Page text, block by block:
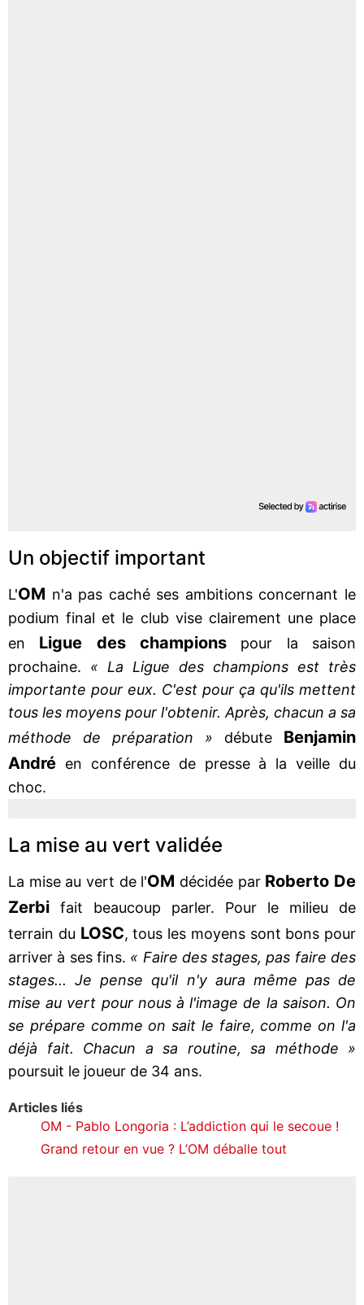
Un objectif important
L'OM n'a pas caché ses ambitions concernant le
podium final et le club vise clairement une place
en Ligue des champions
pour la saison
prochaine. « La Ligue des champions est très
importante pour eux. C'est pour ça qu'ils mettent
tous les moyens pour l'obtenir. Après, chacun a sa
méthode de préparation » débute Benjamin
André en conférence de presse à la veille du
choc.
La mise au vert validée
La mise au vert de l'OM décidée par Roberto De
Zerbi fait beaucoup parler. Pour le milieu de
terrain du LOSC, tous les moyens sont bons pour
arriver à ses fins. « Faire des stages, pas faire des
stages... Je pense qu'il n'y aura même pas de
mise au vert pour nous à l'image de la saison. On
se prépare comme on sait le faire, comme on l'a
déjà fait. Chacun a sa routine, sa méthode »
poursuit le joueur de 34 ans.
Articles liés
OM - Pablo Longoria : L’addiction qui le secoue !
Grand retour en vue ? L’OM déballe tout